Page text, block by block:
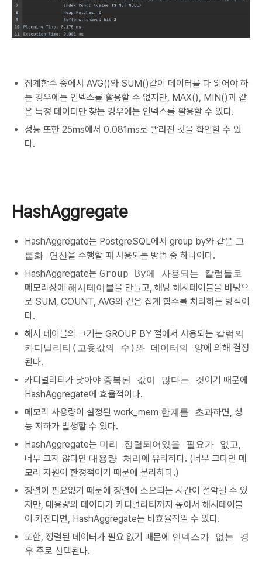
집계함수 중에서 AVG()와 SUM()같이 데이터를 다 읽어야 하
는 경우에는 인덱스를 활용할 수 없지만, MAX(), MIN()과 같
은 특정 데이터만 찾는 경우에는 인덱스를 활용할 수 있다.
성능 또한 25ms에서 0.081ms로 빨라진 것을 확인할 수 있
다.
HashAggregate
HashAggregate는 PostgreSQL에서 group by와 같은 그
룹화 연산을 수행할 때 사용되는 방법 중 하나이다.
HashAggregate는 Group By에 사용되는 칼럼들로
메모리상에 해시테이블을 만들고, 해당 해시테이블을 바탕으
로 SUM, COUNT, AVG와 같은 집계 함수를 처리하는 방식이
다.
해시 테이블의 크기는 GROUP BY 절에서 사용되는 칼럼의
카디널리티(고윳값의 수)와 데이터의 양에 의해 결정
된다.
카디널리티가 낮아야 중복된 값이 많다는 것이기 때문에
HashAggregate에 효율적이다.
메모리 사용량이 설정된 work_mem 한계를 초과하면, 성
능 저하가 발생할 수 있다.
HashAggregate는 미리 정렬되어있을 필요가 없고,
너무 크지 않다면 대용량 처리에 유리하다. (너무 크다면 메
모리 자원이 한정적이기 때문에 분리하다.)
정렬이 필요없기 때문에 정렬에 소요되는 시간이 절약될 수 있
지만, 대용량의 데이터가 카디널리티까지 높아서 해시테이블
이 커진다면, HashAggregate는 비효율적일 수 있다.
또한, 정렬된 데이터가 필요 없기 때문에 인덱스가 없는 경
우 주로 선택된다.